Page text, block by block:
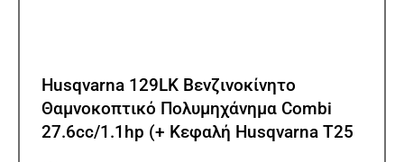
Husqvarna 129LK Βενζινοκίνητο
Θαμνοκοπτικό Πολυμηχάνημα Combi
27.6cc/1.1hp (+ Κεφαλή Husqvarna T25